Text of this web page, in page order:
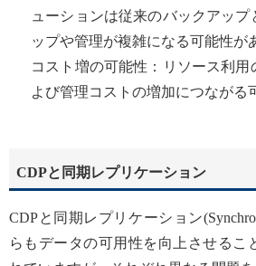
ューションは従来のバックアッ
ップや管理が複雑になる可能性が
コスト増の可能性：リソース利
よび管理コストの増加につながる
CDPと同期レプリケーション
CDPと同期レプリケーション
らもデータの可用性を向上させるこ